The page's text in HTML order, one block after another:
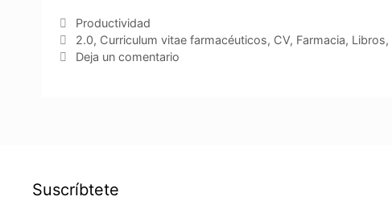
Categorías
Productividad
Etiquetas
2.0, Curriculum vitae farmacéuticos, CV, Farmacia, Libros,
Deja un comentario
Suscríbtete